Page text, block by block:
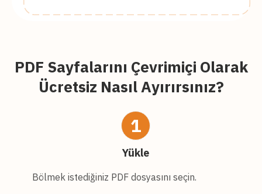
PDF Sayfalarını Çevrimiçi Olarak
Ücretsiz Nasıl Ayırırsınız?
1
Yükle
Bölmek istediğiniz PDF dosyasını seçin.